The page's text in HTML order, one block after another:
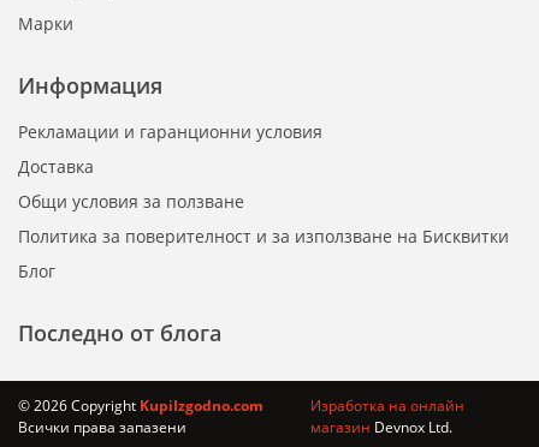
Информация
Рекламации и гаранционни условия
Доставка
Общи условия за ползване
Политика за поверителност и за използване на Бисквитки
Блог
Марки
Последно от блога
© 2026 Copyright KupiIzgodno.com
Всички права запазени
Изработка на онлайн
магазин Devnox Ltd.